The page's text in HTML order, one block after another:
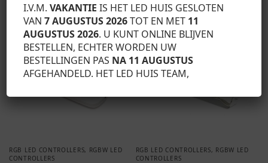
RGB LED CONTROLLERS, RGBW LED
CONTROLLERS
RGB LED CONTROLLERS, RGBW LED
CONTROLLERS
I.V.M.VAKANTIE IS HET LED HUIS GESLOTEN
VAN7 AUGUSTUS 2026TOT EN MET 11
AUGUSTUS 2026. U KUNT ONLINE BLIJVEN
BESTELLEN, ECHTER WORDEN UW
BESTELLINGEN PAS NA 11 AUGUSTUS
AFGEHANDELD. HET LED HUIS TEAM,